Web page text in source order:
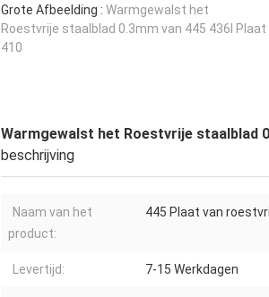
Grote Afbeelding : Warmgewalst het
Roestvrije staalblad 0.3mm van 445 436l Plaat
410
Warmgewalst het Roestvrije staalblad
beschrijving
Naam van het
product:
445 Plaat van
Levertijd: 7-15 Werkdagen